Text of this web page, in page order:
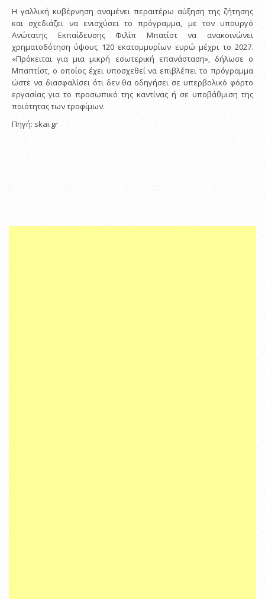
Η γαλλική κυβέρνηση αναμένει περαιτέρω αύξηση της ζήτησης
και σχεδιάζει να ενισχύσει το πρόγραμμα, με τον υπουργό
Ανώτατης Εκπαίδευσης Φιλίπ Μπατίστ να ανακοινώνει
χρηματοδότηση ύψους 120 εκατομμυρίων ευρώ μέχρι το 2027.
«Πρόκειται για μια μικρή εσωτερική επανάσταση», δήλωσε ο
Μπαπτίστ, ο οποίος έχει υποσχεθεί να επιβλέπει το πρόγραμμα
ώστε να διασφαλίσει ότι δεν θα οδηγήσει σε υπερβολικό φόρτο
εργασίας για το προσωπικό της καντίνας ή σε υποβάθμιση της
ποιότητας των τροφίμων.
Πηγή: skai.gr